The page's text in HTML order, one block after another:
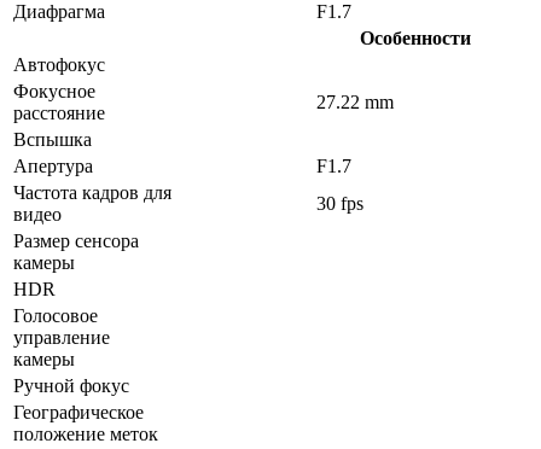
Диафрагма
F1.7
Особенности
Автофокус
Фокусное
расстояние
27.22 mm
Вспышка
Апертура
F1.7
Частота кадров для
видео
30 fps
Размер сенсора
камеры
HDR
Голосовое
управление
камеры
Ручной фокус
Географическое
положение меток